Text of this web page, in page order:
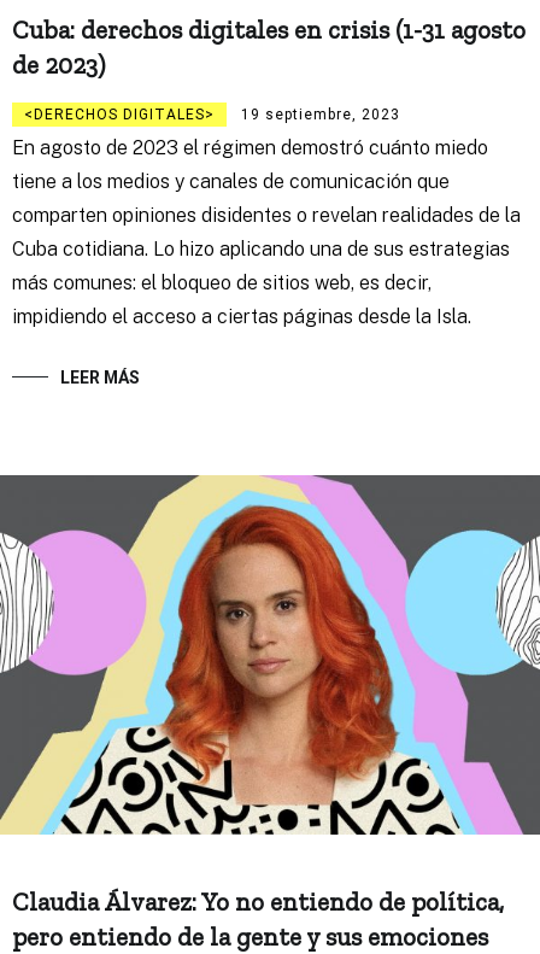
Cuba: derechos digitales en crisis (1-31 agosto
de 2023)
DERECHOS DIGITALES 19 septiembre, 2023
En agosto de 2023 el régimen demostró cuánto miedo
tiene a los medios y canales de comunicación que
comparten opiniones disidentes o revelan realidades de la
Cuba cotidiana. Lo hizo aplicando una de sus estrategias
más comunes: el bloqueo de sitios web, es decir,
impidiendo el acceso a ciertas páginas desde la Isla.
LEER MÁS
Claudia Álvarez: Yo no entiendo de política,
pero entiendo de la gente y sus emociones